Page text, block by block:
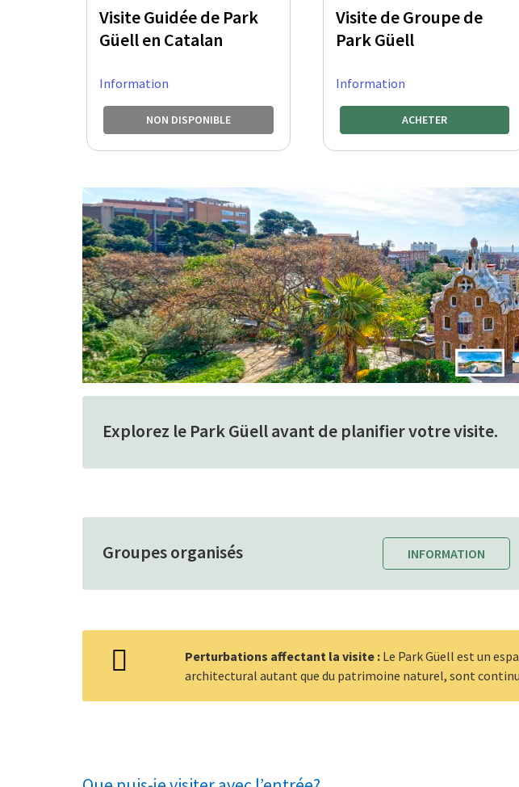
Visite Guidée de Park
Güell en Catalan
Information
NON DISPONIBLE
Visite de Groupe de
Park Güell
Information
ACHETER
Explorez le Park Güell avant de planifier votre visite.
Groupes organisés INFORMATION
Perturbations affectant la visite :Le Park Güell est un
architectural autant que du patrimoine naturel, sont